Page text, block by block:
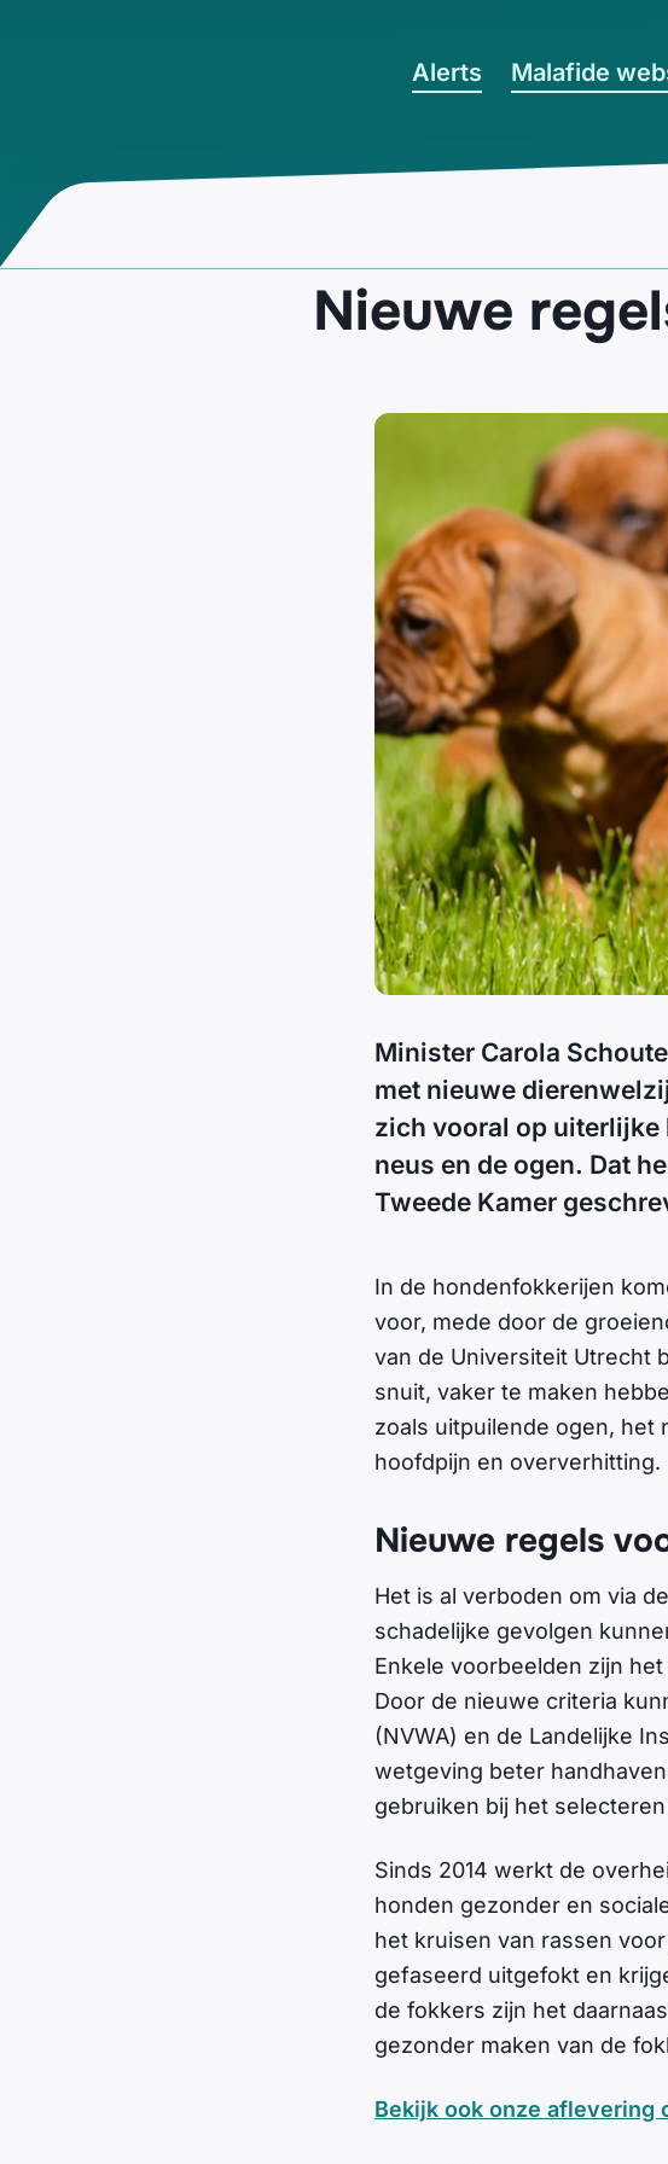
Alerts Malafide
Nieuwe
Minister Carola
met nieuwe
zich vooral op uiterlijke
neus en de ogen. Dat
Tweede Kamer
In de hondenfokkerijen
voor, mede door de
van de Universiteit Utrecht
snuit, vaker te maken
zoals uitpuilende ogen, het
hoofdpijn en oververhitting.
Nieuwe regels
Het is al verboden om via
schadelijke gevolgen
Enkele voorbeelden zijn
Door de nieuwe criteria
(NVWA) en de Landelijke
wetgeving beter
gebruiken bij het
Sinds 2014 werkt de
honden gezonder en
het kruisen van rassen
gefaseerd uitgefokt en
de fokkers zijn het
gezonder maken van de
Bekijk ook onze aflevering